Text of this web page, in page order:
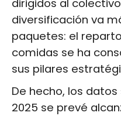
dirigidos al
diversificación va
paquetes: el
comidas se ha
sus pilares
De hecho, los
2025 se prevé